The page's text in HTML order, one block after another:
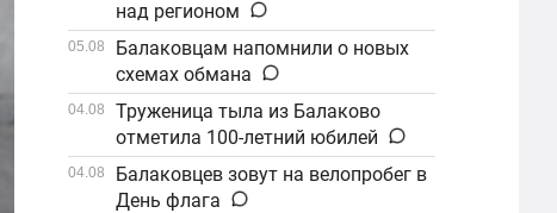
над регионом
05.08
Балаковцам напомнили о новых
схемах обмана
04.08
Труженица тыла из Балаково
отметила 100-летний юбилей
04.08
Балаковцев зовут на велопробег в
День флага